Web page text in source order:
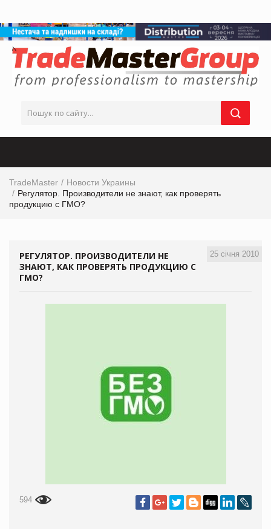
TradeMaster
Новости Украины
Регулятор. Производители не знают, как проверять
продукцию с ГМО?
25 січня 2010
РЕГУЛЯТОР. ПРОИЗВОДИТЕЛИ НЕ
ЗНАЮТ, КАК ПРОВЕРЯТЬ ПРОДУКЦИЮ С
ГМО?
594